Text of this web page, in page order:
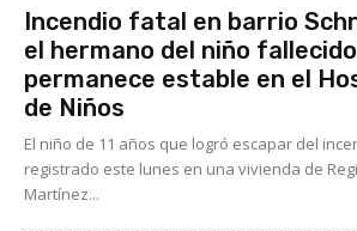
Incendio fatal en barrio
el hermano del niño fallecido
permanece estable en el
de Niños
El niño de 11 años que logró escapar del
registrado este lunes en una vivienda de
Martínez...